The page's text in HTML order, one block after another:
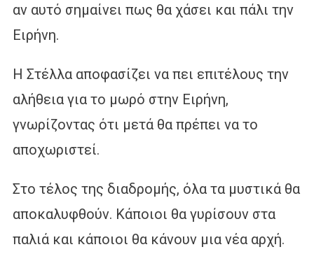
αν αυτό σημαίνει πως θα χάσει και πάλι την
Ειρήνη.
Η Στέλλα αποφασίζει να πει επιτέλους την
αλήθεια για το μωρό στην Ειρήνη,
γνωρίζοντας ότι μετά θα πρέπει να το
αποχωριστεί.
Στο τέλος της διαδρομής, όλα τα μυστικά θα
αποκαλυφθούν. Κάποιοι θα γυρίσουν στα
παλιά και κάποιοι θα κάνουν μια νέα αρχή.